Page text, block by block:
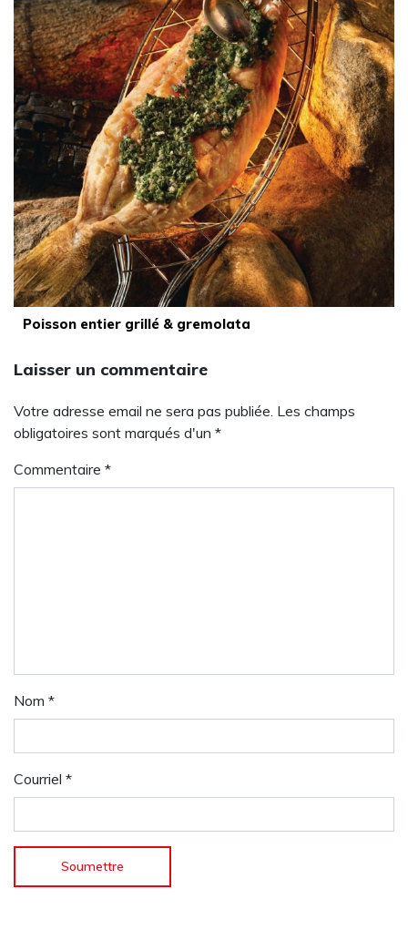
Poisson entier grillé & gremolata
Laisser un commentaire
Votre adresse email ne sera pas publiée. Les champs
obligatoires sont marqués d'un *
Commentaire *
Nom *
Courriel *